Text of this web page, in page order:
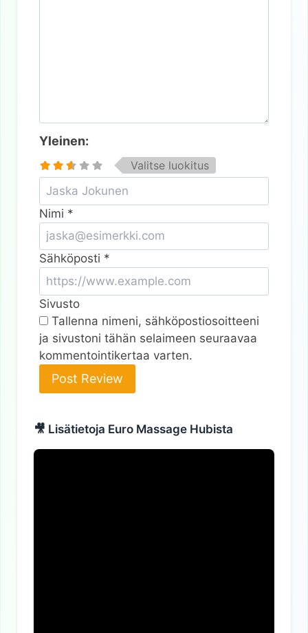
Yleinen:
Valitse luokitus
Nimi *
Sähköposti *
Sivusto
Tallenna nimeni, sähköpostiosoitteeni
ja sivustoni tähän selaimeen seuraavaa
kommentointikertaa varten.
🎥 Lisätietoja Euro Massage Hubista